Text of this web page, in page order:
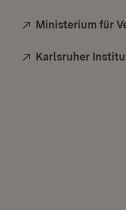
Extern:
Ministerium für
Extern:
Karlsruher